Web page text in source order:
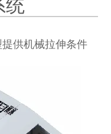
统
供机械拉伸条件